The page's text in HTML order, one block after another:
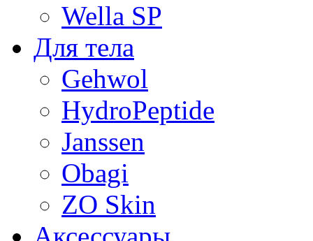
Wella SP
Для тела
Gehwol
HydroPeptide
Janssen
Obagi
ZO Skin